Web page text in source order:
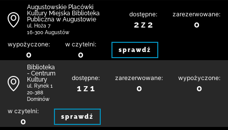
Augustowskie Placówki
Kultury Miejska Biblioteka
Publiczna w Augustowie
ul. Hoża 7
16-300 Augustów
dostępne:
2 z 2
zarezerwowane:
0
wypożyczone:
0
w czytelni:
0 sprawdź
Biblioteka
- Centrum
Kultury
ul. Rynek 1
20-388
Dominów
dostępne:
1 z 1
zarezerwowane:
0
wypożyczone:
0
w czytelni:
0 sprawdź